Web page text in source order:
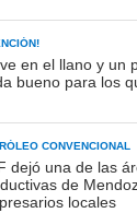
en el llano y un
bueno para los
CONVENCIONAL
dejó una de las
de
locales